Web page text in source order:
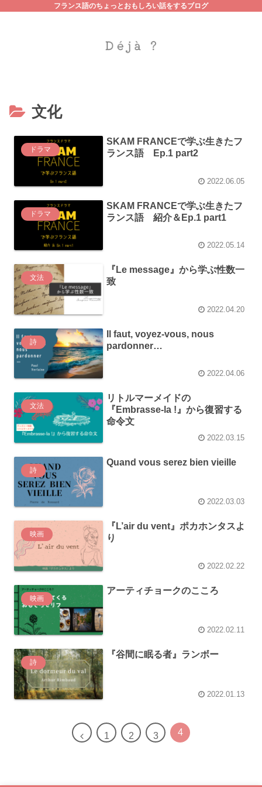
フランス語のちょっとおもしろい話をするブログ
文化
ドラマ
SKAM FRANCEで学ぶ生きたフ
ランス語 Ep.1 part2
2022.06.05
ドラマ
SKAM FRANCEで学ぶ生きたフ
ランス語 紹介＆Ep.1 part1
2022.05.14
文法
『Le message』から学ぶ性数一
致
2022.04.20
詩
Il faut, voyez-vous, nous
pardonner…
2022.04.06
文法
リトルマーメイドの
『Embrasse-la !』から復習する
命令文
2022.03.15
詩
Quand vous serez bien vieille
2022.03.03
映画
『L’air du vent』ポカホンタスよ
り
2022.02.22
映画
アーティチョークのこころ
2022.02.11
詩
『谷間に眠る者』ランボー
2022.01.13
1 2 3 4